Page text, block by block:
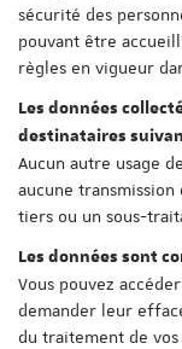
sécurité des
pouvant être
règles en vigueur
Les données
destinataires
Aucun autre usage
aucune
tiers ou un sous-
Les données sont
Vous pouvez
demander leur
du traitement de